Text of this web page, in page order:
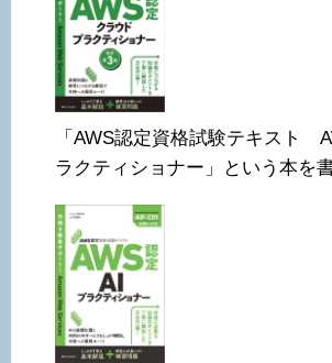
「AWS認定資格試験テキスト
ラクティショナー」という本を